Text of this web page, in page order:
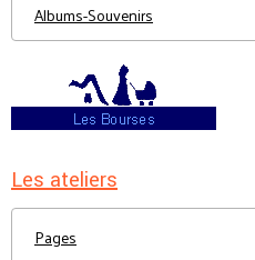
Albums-Souvenirs
Les ateliers
Pages